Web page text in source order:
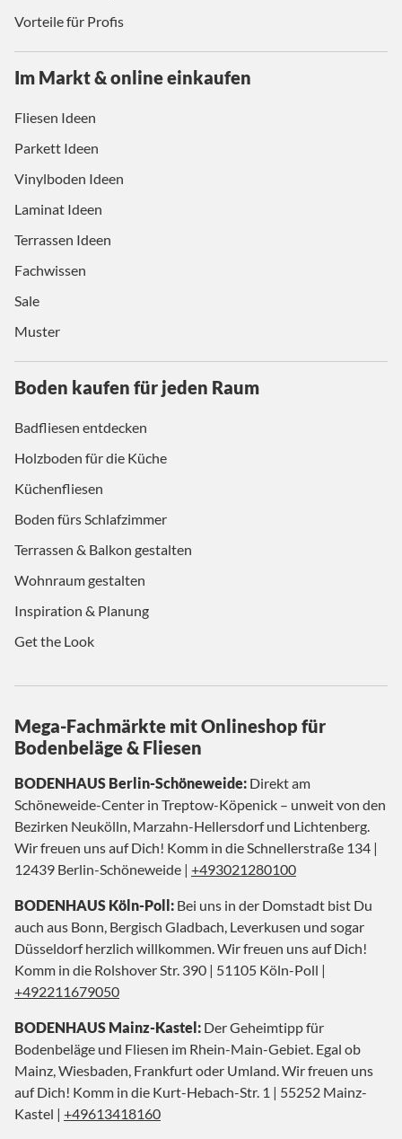
Vorteile für Profis
Im Markt & online einkaufen
Fliesen Ideen
Parkett Ideen
Vinylboden Ideen
Laminat Ideen
Terrassen Ideen
Fachwissen
Sale
Muster
Boden kaufen für jeden Raum
Badfliesen entdecken
Holzboden für die Küche
Küchenfliesen
Boden fürs Schlafzimmer
Terrassen & Balkon gestalten
Wohnraum gestalten
Inspiration & Planung
Get the Look
Mega-Fachmärkte mit Onlineshop für
Bodenbeläge & Fliesen
BODENHAUS Berlin-Schöneweide: Direkt am
Schöneweide-Center in Treptow-Köpenick – unweit von den
Bezirken Neukölln, Marzahn-Hellersdorf und Lichtenberg.
Wir freuen uns auf Dich! Komm in die Schnellerstraße 134 |
12439 Berlin-Schöneweide | +493021280100
BODENHAUS Köln-Poll: Bei uns in der Domstadt bist Du
auch aus Bonn, Bergisch Gladbach, Leverkusen und sogar
Düsseldorf herzlich willkommen. Wir freuen uns auf Dich!
Komm in die Rolshover Str. 390 | 51105 Köln-Poll |
+492211679050
BODENHAUS Mainz-Kastel: Der Geheimtipp für
Bodenbeläge und Fliesen im Rhein-Main-Gebiet. Egal ob
Mainz, Wiesbaden, Frankfurt oder Umland. Wir freuen uns
auf Dich! Komm in die Kurt-Hebach-Str. 1 | 55252 Mainz-
Kastel | +49613418160